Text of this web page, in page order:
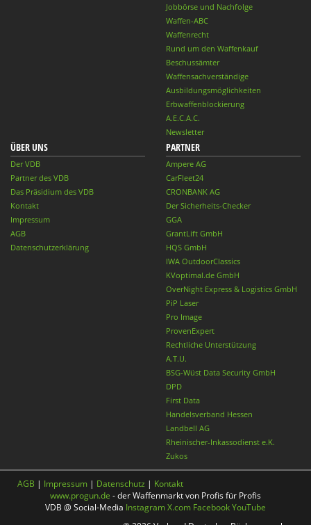
Jobbörse und Nachfolge
Waffen-ABC
Waffenrecht
Rund um den Waffenkauf
Beschussämter
Waffensachverständige
Ausbildungsmöglichkeiten
Erbwaffenblockierung
A.E.C.A.C.
Newsletter
ÜBER UNS
Der VDB
Partner des VDB
Das Präsidium des VDB
Kontakt
Impressum
AGB
Datenschutzerklärung
PARTNER
Ampere AG
CarFleet24
CRONBANK AG
Der Sicherheits-Checker
GGA
GrantLift GmbH
HQS GmbH
IWA OutdoorClassics
KVoptimal.de GmbH
OverNight Express & Logistics GmbH
PiP Laser
Pro Image
ProvenExpert
Rechtliche Unterstützung
A.T.U.
BSG-Wüst Data Security GmbH
DPD
First Data
Handelsverband Hessen
Landbell AG
Rheinischer-Inkassodienst e.K.
Zukos
AGB | Impressum | Datenschutz | Kontakt
www.progun.de - der Waffenmarkt von Profis für Profis
VDB @ Social-Media InstagramX.com FacebookYouTube